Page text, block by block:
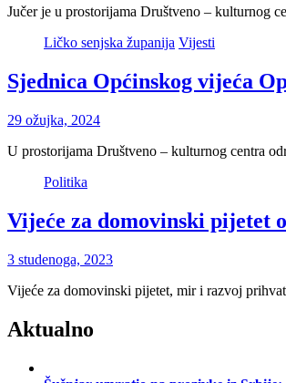
Jučer je u prostorijama Društveno – kulturnog
Ličko senjska županija Vijesti
Sjednica Općinskog vijeća
29 ožujka, 2024
U prostorijama Društveno – kulturnog centra
Politika
Vijeće za domovinski pijetet
3 studenoga, 2023
Vijeće za domovinski pijetet, mir i razvoj
Aktualno